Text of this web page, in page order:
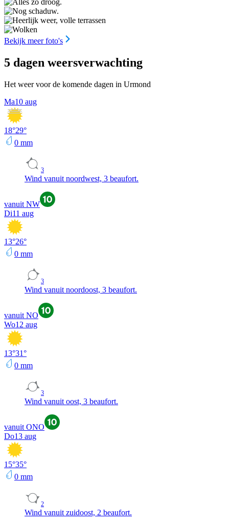
Bekijk meer foto's
5 dagen weersverwachting
Het weer voor de komende dagen in Urmond
Ma10 aug
18°29°
0 mm
3
Wind vanuit noordwest, 3 beaufort.
vanuit NW
Di11 aug
13°26°
0 mm
3
Wind vanuit noordoost, 3 beaufort.
vanuit NO
Wo12 aug
13°31°
0 mm
3
Wind vanuit oost, 3 beaufort.
vanuit ONO
Do13 aug
15°35°
0 mm
2
Wind vanuit zuidoost, 2 beaufort.